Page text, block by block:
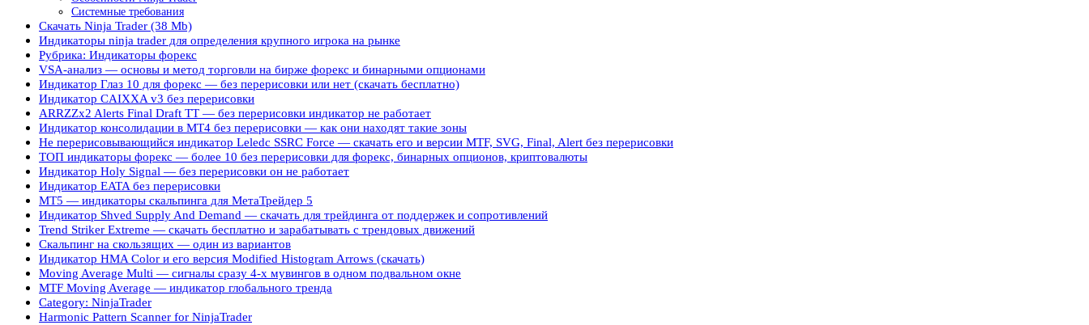
Системные требования
Скачать Ninja Trader (38 Mb)
Индикаторы ninja trader для определения крупного игрока на рынке
Рубрика: Индикаторы форекс
VSA-анализ — основы и метод торговли на бирже форекс и бинарными опционами
Индикатор Глаз 10 для форекс — без перерисовки или нет (скачать бесплатно)
Индикатор CAIXXA v3 без перерисовки
ARRZZx2 Alerts Final Draft TT — без перерисовки индикатор не работает
Индикатор консолидации в МТ4 без перерисовки — как они находят такие зоны
Не перерисовывающийся индикатор Leledc SSRC Force — скачать его и версии MTF, SVG, Final, Alert без перерисовки
ТОП индикаторы форекс — более 10 без перерисовки для форекс, бинарных опционов, криптовалюты
Индикатор Holy Signal — без перерисовки он не работает
Индикатор EATA без перерисовки
МТ5 — индикаторы скальпинга для МетаТрейдер 5
Индикатор Shved Supply And Demand — скачать для трейдинга от поддержек и сопротивлений
Trend Striker Extreme — скачать бесплатно и зарабатывать с трендовых движений
Скальпинг на скользящих — один из вариантов
Индикатор HMA Color и его версия Modified Histogram Arrows (скачать)
Moving Average Multi — сигналы сразу 4-х мувингов в одном подвальном окне
MTF Moving Average — индикатор глобального тренда
Category: NinjaTrader
Harmonic Pattern Scanner for NinjaTrader